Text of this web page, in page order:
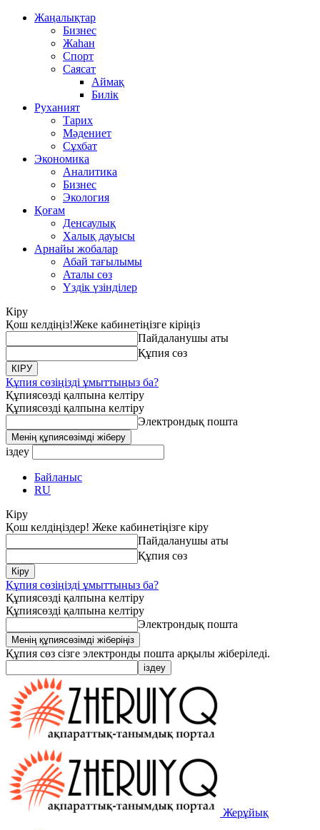
Жаңалықтар
Бизнес
Жаһан
Спорт
Саясат
Аймақ
Билік
Руханият
Тарих
Мәдениет
Сұхбат
Экономика
Аналитика
Бизнес
Экология
Қоғам
Денсаулық
Халық дауысы
Арнайы жобалар
Абай тағылымы
Аталы сөз
Үздік үзінділер
Кіру
Қош келдіңіз!Жеке кабинетіңізге кіріңіз
Пайдаланушы аты
Құпия сөз
Құпия сөзіңізді ұмыттыңыз ба?
Құпиясөзді қалпына келтіру
Құпиясөзді қалпына келтіру
Электрондық пошта
іздеу
Байланыс
RU
Кіру
Қош келдіңіздер! Жеке кабинетіңізге кіру
Пайдаланушы аты
Құпия сөз
Құпия сөзіңізді ұмыттыңыз ба?
Құпиясөзді қалпына келтіру
Құпиясөзді қалпына келтіру
Электрондық пошта
Құпия сөз сізге электронды пошта арқылы жіберіледі.
Жерұйық